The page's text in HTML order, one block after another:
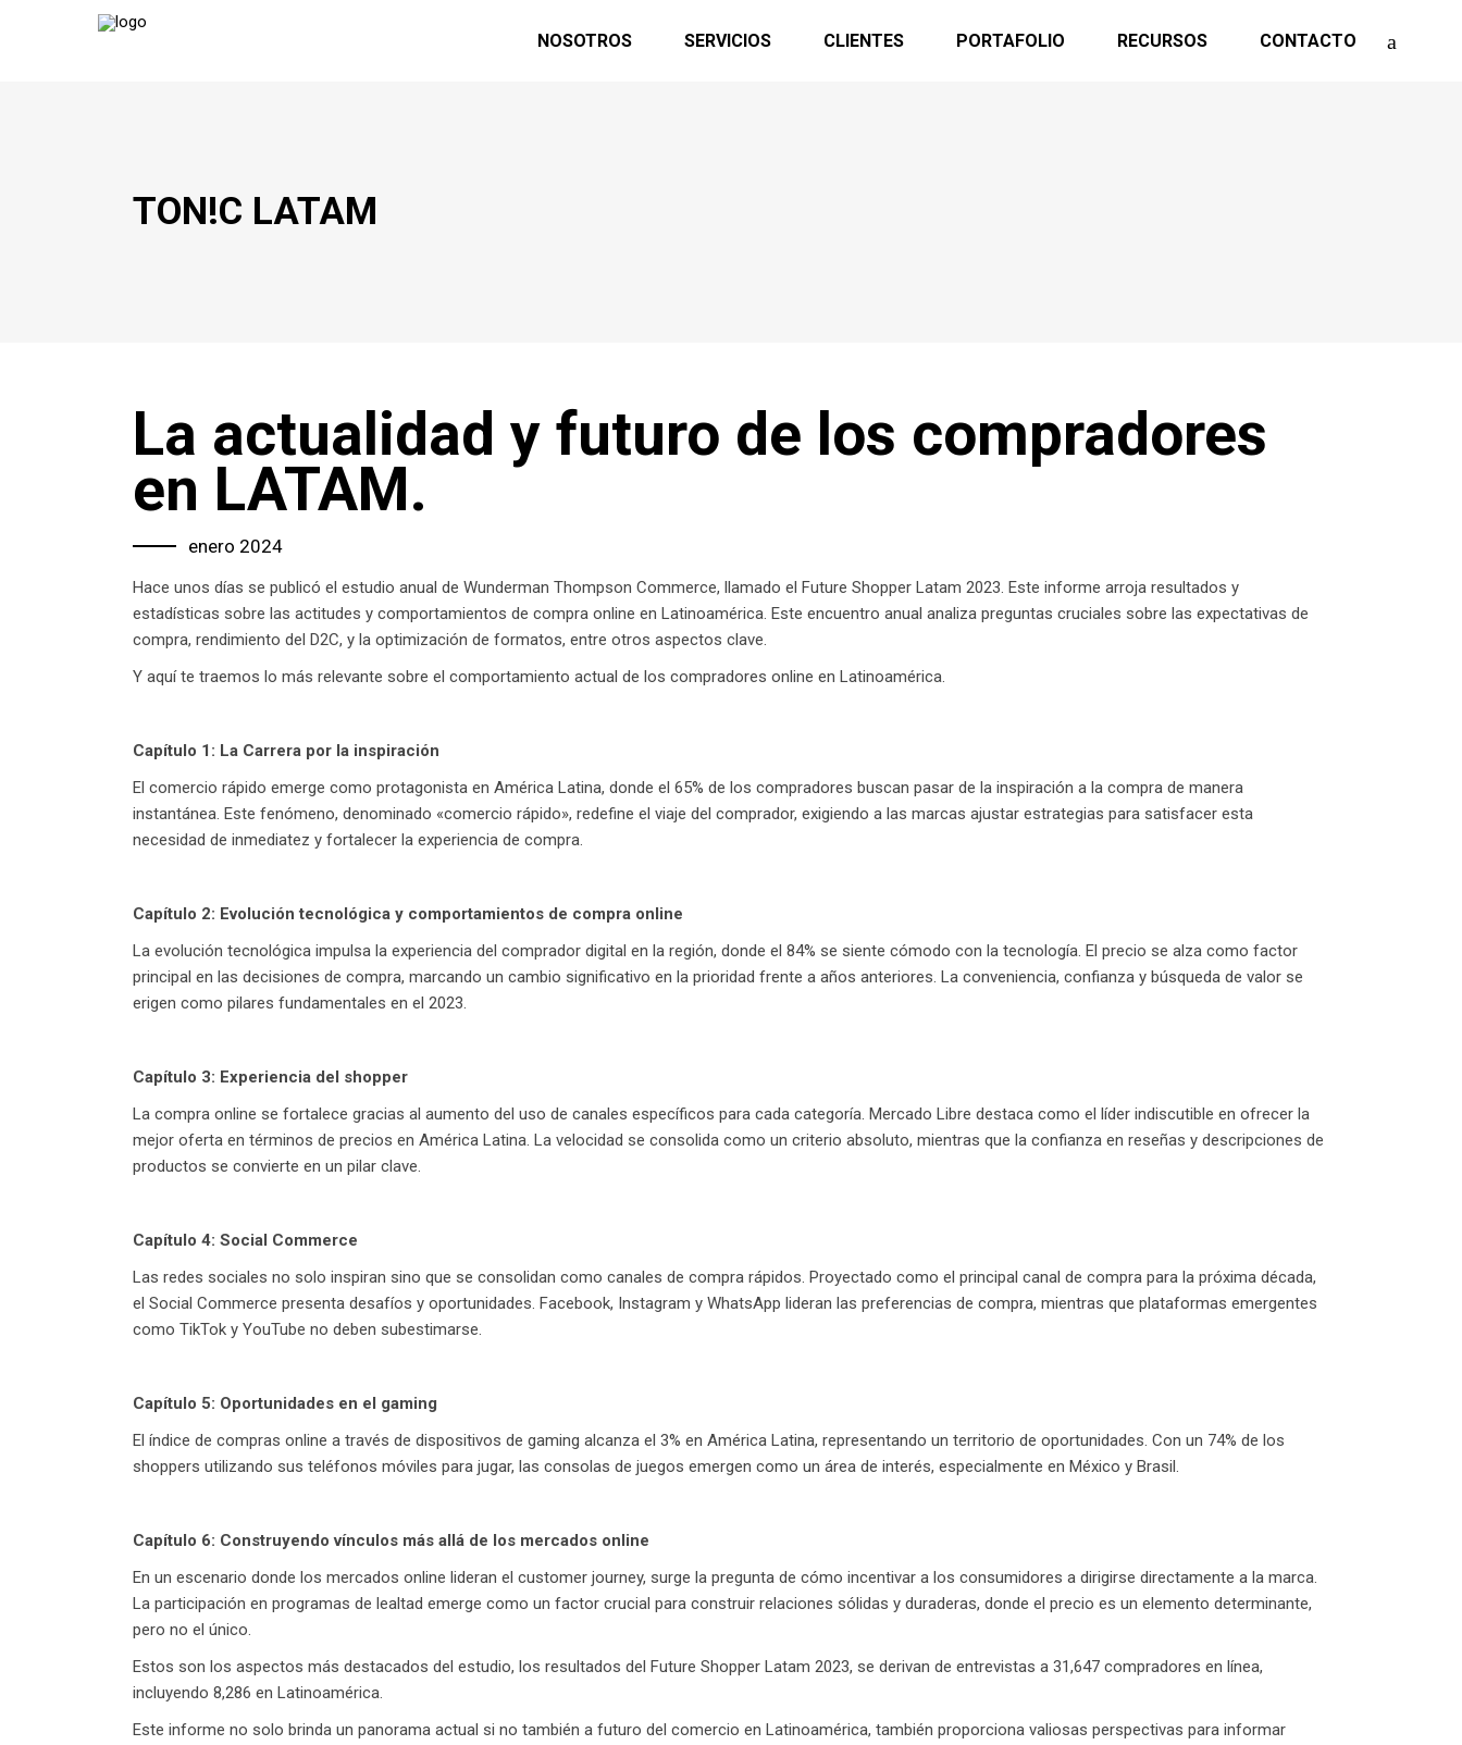
NOSOTROS SERVICIOS CLIENTES PORTAFOLIO RECURSOS CONTACTO
TON!C LATAM
La actualidad y futuro de los compradores
en LATAM.
enero 2024
Hace unos días se publicó el estudio anual de Wunderman Thompson Commerce, llamado el Future Shopper Latam 2023. Este informe arroja resultados y
estadísticas sobre las actitudes y comportamientos de compra online en Latinoamérica. Este encuentro anual analiza preguntas cruciales sobre las expectativas de
compra, rendimiento del D2C, y la optimización de formatos, entre otros aspectos clave.
Y aquí te traemos lo más relevante sobre el comportamiento actual de los compradores online en Latinoamérica.
Capítulo 1: La Carrera por la inspiración
El comercio rápido emerge como protagonista en América Latina, donde el 65% de los compradores buscan pasar de la inspiración a la compra de manera
instantánea. Este fenómeno, denominado «comercio rápido», redefine el viaje del comprador, exigiendo a las marcas ajustar estrategias para satisfacer esta
necesidad de inmediatez y fortalecer la experiencia de compra.
Capítulo 2: Evolución tecnológica y comportamientos de compra online
La evolución tecnológica impulsa la experiencia del comprador digital en la región, donde el 84% se siente cómodo con la tecnología. El precio se alza como factor
principal en las decisiones de compra, marcando un cambio significativo en la prioridad frente a años anteriores. La conveniencia, confianza y búsqueda de valor se
erigen como pilares fundamentales en el 2023.
Capítulo 3: Experiencia del shopper
La compra online se fortalece gracias al aumento del uso de canales específicos para cada categoría. Mercado Libre destaca como el líder indiscutible en ofrecer la
mejor oferta en términos de precios en América Latina. La velocidad se consolida como un criterio absoluto, mientras que la confianza en reseñas y descripciones de
productos se convierte en un pilar clave.
Capítulo 4: Social Commerce
Las redes sociales no solo inspiran sino que se consolidan como canales de compra rápidos. Proyectado como el principal canal de compra para la próxima década,
el Social Commerce presenta desafíos y oportunidades. Facebook, Instagram y WhatsApp lideran las preferencias de compra, mientras que plataformas emergentes
como TikTok y YouTube no deben subestimarse.
Capítulo 5: Oportunidades en el gaming
El índice de compras online a través de dispositivos de gaming alcanza el 3% en América Latina, representando un territorio de oportunidades. Con un 74% de los
shoppers utilizando sus teléfonos móviles para jugar, las consolas de juegos emergen como un área de interés, especialmente en México y Brasil.
Capítulo 6: Construyendo vínculos más allá de los mercados online
En un escenario donde los mercados online lideran el customer journey, surge la pregunta de cómo incentivar a los consumidores a dirigirse directamente a la marca.
La participación en programas de lealtad emerge como un factor crucial para construir relaciones sólidas y duraderas, donde el precio es un elemento determinante,
pero no el único.
Estos son los aspectos más destacados del estudio, los resultados del Future Shopper Latam 2023, se derivan de entrevistas a 31,647 compradores en línea,
incluyendo 8,286 en Latinoamérica.
Este informe no solo brinda un panorama actual si no también a futuro del comercio en Latinoamérica, también proporciona valiosas perspectivas para informar